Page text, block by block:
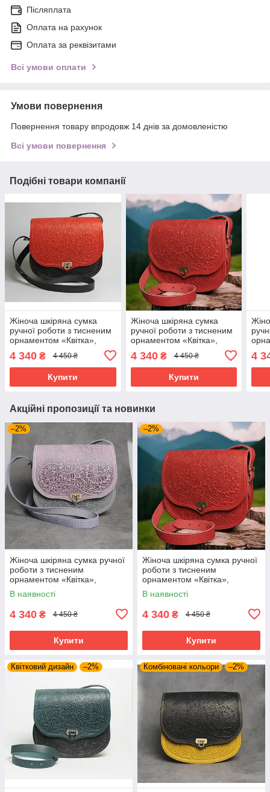
Післяплата
Оплата на рахунок
Оплата за реквізитами
Всі умови оплати
Умови повернення
Повернення товару впродовж 14 днів за домовленістю
Всі умови повернення
Подібні товари компанії
Жіноча шкіряна сумка
ручної роботи з тисненим
орнаментом «Квітка»,
червоно-чорного кольору ,
23*26*10 см
4 340 ₴ 4 450 ₴
Купити
Жіноча шкіряна сумка
ручної роботи з тисненим
орнаментом «Квітка»,
23*26*10 см
4 340₴ 4 450 ₴
Купити
4
Акційні пропозиції та новинки
–2%
Жіноча шкіряна сумка ручної
роботи з тисненим
орнаментом «Квітка»,
бузково-сірого кольору ,
23*26*10 см
В наявності
4 340 ₴ 4 450 ₴
Купити
–2%
Жіноча шкіряна сумка ручної
роботи з тисненим
орнаментом «Квітка»,
червоного кольору , 23*26*10
см
В наявності
4 340 ₴ 4 450 ₴
Купити
Квітковий дизайн –2% Комбіновані кольори –2%